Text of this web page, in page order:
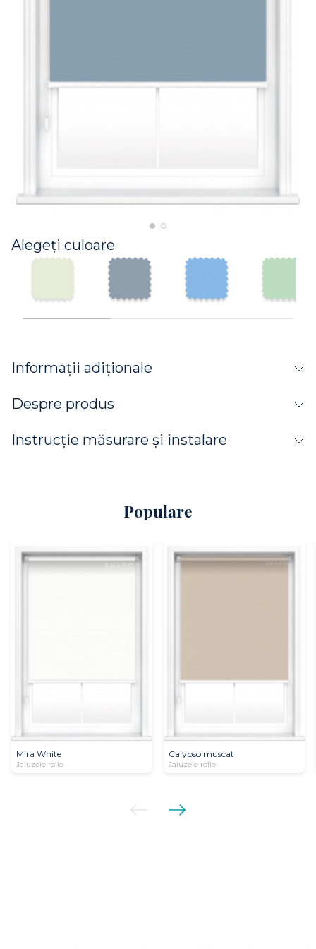
Alegeți culoare
Informații adiționale
Despre produs
Instrucție măsurare și instalare
Populare
Mira White
Jaluzele rolle
Calypso muscat
Jaluzele rolle